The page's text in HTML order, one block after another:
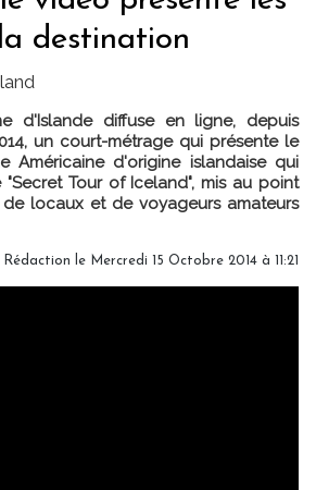
destination
d'Islande diffuse en ligne, depuis
un court-métrage qui présente le
Américaine d'origine islandaise qui
Tour of Iceland", mis au point
locaux et de voyageurs amateurs
Rédaction le Mercredi 15 Octobre 2014 à 11:21